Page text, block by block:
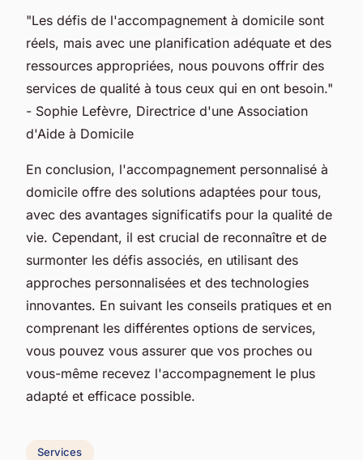
"Les défis de l'accompagnement à domicile sont
réels, mais avec une planification adéquate et des
ressources appropriées, nous pouvons offrir des
services de qualité à tous ceux qui en ont besoin."
- Sophie Lefèvre, Directrice d'une Association
d'Aide à Domicile
En conclusion, l'accompagnement personnalisé à
domicile offre des solutions adaptées pour tous,
avec des avantages significatifs pour la qualité de
vie. Cependant, il est crucial de reconnaître et de
surmonter les défis associés, en utilisant des
approches personnalisées et des technologies
innovantes. En suivant les conseils pratiques et en
comprenant les différentes options de services,
vous pouvez vous assurer que vos proches ou
vous-même recevez l'accompagnement le plus
adapté et efficace possible.
Services